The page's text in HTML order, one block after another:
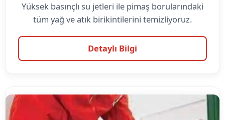
Yüksek basınçlı su jetleri ile pimaş borularındaki
tüm yağ ve atık birikintilerini temizliyoruz.
Detaylı Bilgi